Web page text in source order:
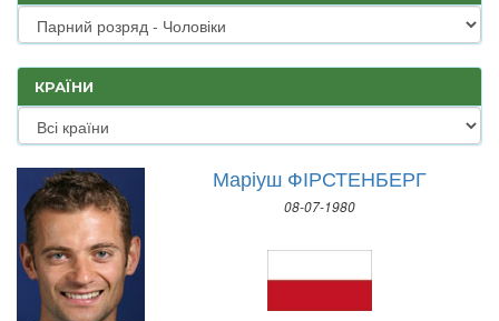
КРАЇНИ
Маріуш ФІРСТЕНБЕРГ
08-07-1980